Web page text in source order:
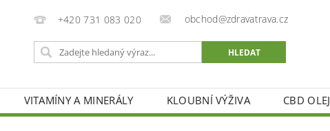
+420 731 083 020 obchod@zdravatrava.cz
VITAMÍNY A MINERÁLY KLOUBNÍ VÝŽIVA CBD OLEJ